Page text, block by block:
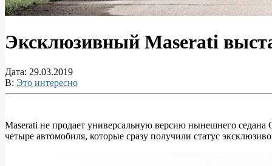
Эксклюзивный Maserati
Дата: 29.03.2019
В: Это интересно
Эксклюзивный
Maserati не продает универсальную версию нынешнего седана
четыре автомобиля, которые сразу получили статус